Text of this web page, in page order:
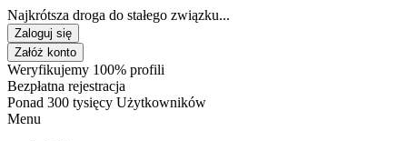
Najkrótsza droga do stałego związku...
Zaloguj się
Załóż konto
Weryfikujemy 100% profili
Bezpłatna rejestracja
Ponad 300 tysięcy Użytkowników
Menu